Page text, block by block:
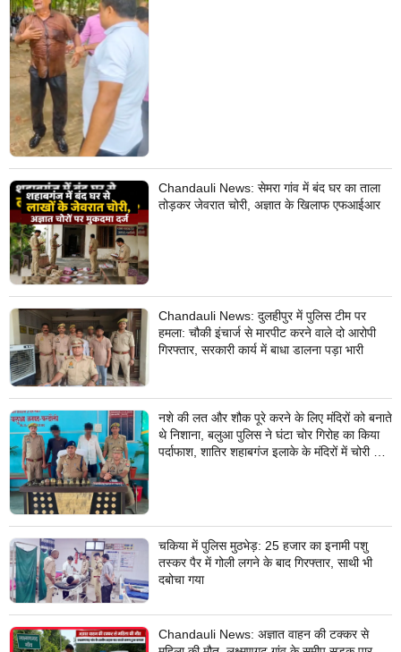
Chandauli News: सेमरा गांव में बंद घर का ताला
तोड़कर जेवरात चोरी, अज्ञात के खिलाफ एफआईआर
Chandauli News: दुलहीपुर में पुलिस टीम पर
हमला: चौकी इंचार्ज से मारपीट करने वाले दो आरोपी
गिरफ्तार, सरकारी कार्य में बाधा डालना पड़ा भारी
नशे की लत और शौक पूरे करने के लिए मंदिरों को बनाते
थे निशाना, बलुआ पुलिस ने घंटा चोर गिरोह का किया
पर्दाफाश, शातिर शहाबगंज इलाके के मंदिरों में चोरी की
चकिया में पुलिस मुठभेड़: 25 हजार का इनामी पशु
तस्कर पैर में गोली लगने के बाद गिरफ्तार, साथी भी
दबोचा गया
Chandauli News: अज्ञात वाहन की टक्कर से